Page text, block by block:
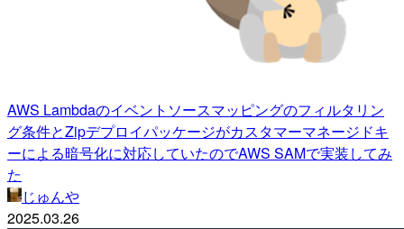
AWS Lambdaのイベントソースマッピングのフィルタリン
グ条件とZipデプロイパッケージがカスタマーマネージドキ
ーによる暗号化に対応していたのでAWS SAMで実装してみ
た
じゅんや
2025.03.26